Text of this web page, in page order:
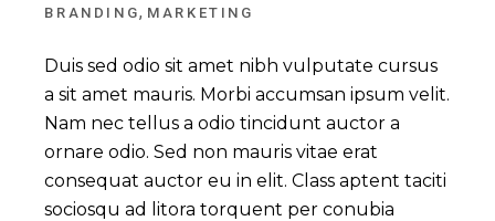
BRANDING, MARKETING
Duis sed odio sit amet nibh vulputate cursus
a sit amet mauris. Morbi accumsan ipsum velit.
Nam nec tellus a odio tincidunt auctor a
ornare odio. Sed non mauris vitae erat
consequat auctor eu in elit. Class aptent taciti
sociosqu ad litora torquent per conubia